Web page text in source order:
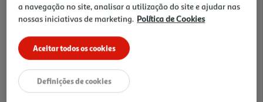
Ir para Homepage
Folhetos
a navegação no site, analisar a utilização do site e ajudar nas
nossas iniciativas de marketing. Política de Cookies
Aceitar todos os cookies
Definições de cookies